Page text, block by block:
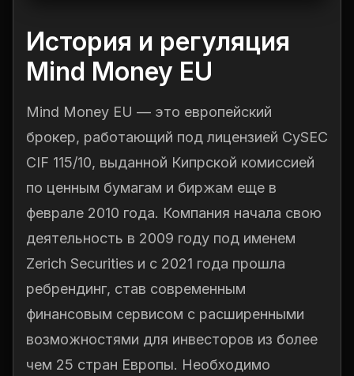
История и регуляция
Mind Money EU
Mind Money EU — это европейский
брокер, работающий под лицензией CySEC
CIF 115/10, выданной Кипрской комиссией
по ценным бумагам и биржам еще в
феврале 2010 года. Компания начала свою
деятельность в 2009 году под именем
Zerich Securities и с 2021 года прошла
ребрендинг, став современным
финансовым сервисом с расширенными
возможностями для инвесторов из более
чем 25 стран Европы. Необходимо